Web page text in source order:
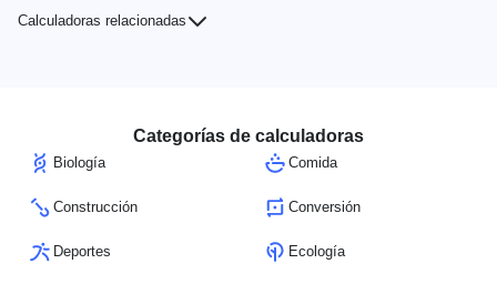
Calculadoras relacionadas
Categorías de calculadoras
Biología Comida
Construcción Conversión
Deportes Ecología